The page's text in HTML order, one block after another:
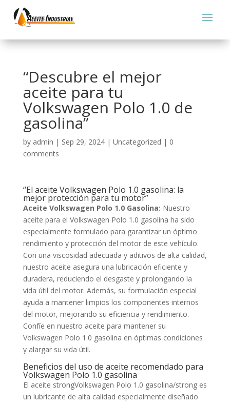
“Descubre el mejor
aceite para tu
Volkswagen Polo 1.0 de
gasolina”
by admin | Sep 29, 2024| Uncategorized | 0
comments
“El aceite Volkswagen Polo 1.0 gasolina: la
mejor protección para tu motor”
Aceite Volkswagen Polo 1.0 Gasolina: Nuestro
aceite para el Volkswagen Polo 1.0 gasolina ha sido
especialmente formulado para garantizar un óptimo
rendimiento y protección del motor de este vehículo.
Con una viscosidad adecuada y aditivos de alta calidad,
nuestro aceite asegura una lubricación eficiente y
duradera, reduciendo el desgaste y prolongando la
vida útil del motor. Además, su formulación especial
ayuda a mantener limpios los componentes internos
del motor, mejorando su eficiencia y rendimiento.
Confíe en nuestro aceite para mantener su
Volkswagen Polo 1.0 gasolina en óptimas condiciones
y alargar su vida útil.
Beneficios del uso de aceite recomendado para
Volkswagen Polo 1.0 gasolina
El aceite strongVolkswagen Polo 1.0 gasolina/strong es
un lubricante de alta calidad especialmente diseñado